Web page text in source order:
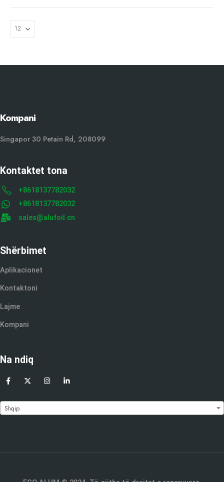
Kompani
Singapor 30 Petain Rd, 208099
Kontaktet tona
+8618137782032
+8618137782032
sales@alufoil.cn
Shërbimet
Aplikacionet
Kontaktoni
Lajme
Kompani
Na ndiq
Shqip